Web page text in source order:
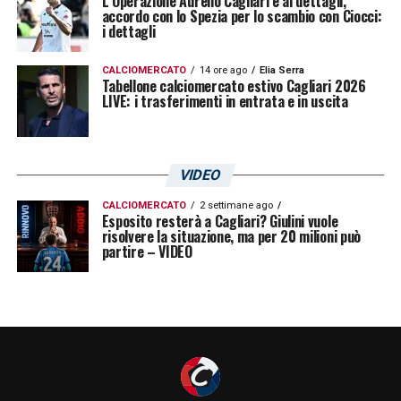
avrebbe fatto)4-0grazie ai gol di Farias,
Deiola, Sau e Giannetti. Ma domenica a
Marassi l’eterna sfida traRastellie Juric
sarà completamente diversa e avrà un altro
sapore. Quello di
LA PLAYLIST DELLE NOSTRE TOP NEWS
accordo con lo Spezia per lo scambio con Ciocci:
i dettagli
CALCIOMERCATO 14 ore ago Elia Serra
Tabellone calciomercato estivo Cagliari 2026
LIVE: i trasferimenti in entrata e in uscita
VIDEO
CALCIOMERCATO 2 settimane ago
Esposito resterà a Cagliari? Giulini vuole
risolvere la situazione, ma per 20 milioni può
partire – VIDEO